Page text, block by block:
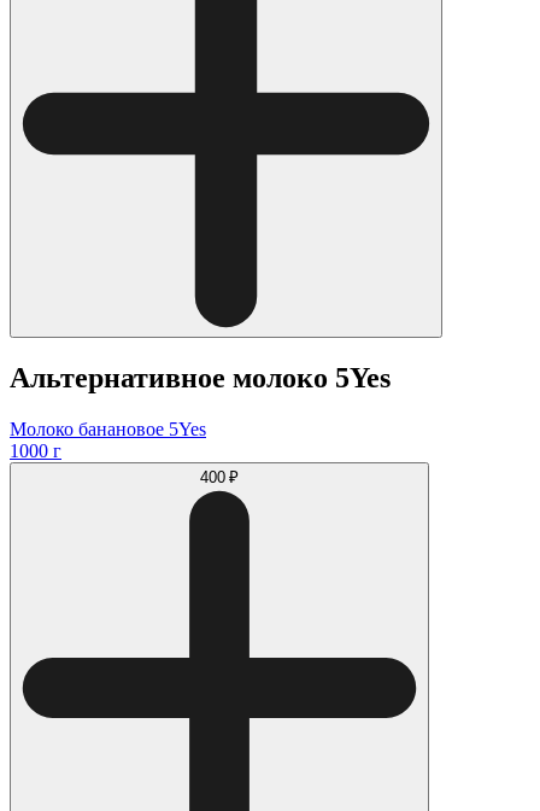
Альтернативное молоко 5Yes
Молоко банановое 5Yes
1000 г
400 ₽